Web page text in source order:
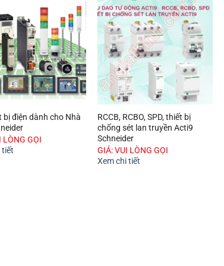
bị điện dành cho Nhà
LÒNG GỌI
tiết
RCCB, RCBO, SPD, thiết bị
chống sét lan truyền Acti9
Schneider
GIÁ: VUI LÒNG GỌI
Xem chi tiết